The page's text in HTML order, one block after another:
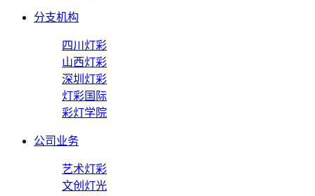
分支机构
四川灯彩
山西灯彩
深圳灯彩
灯彩国际
彩灯学院
公司业务
艺术灯彩
文创灯光